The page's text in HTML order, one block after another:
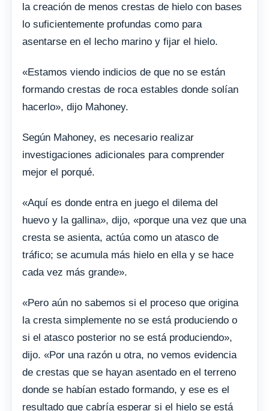
la creación de menos crestas de hielo con bases
lo suficientemente profundas como para
asentarse en el lecho marino y fijar el hielo.
«Estamos viendo indicios de que no se están
formando crestas de roca estables donde solían
hacerlo», dijo Mahoney.
Según Mahoney, es necesario realizar
investigaciones adicionales para comprender
mejor el porqué.
«Aquí es donde entra en juego el dilema del
huevo y la gallina», dijo, «porque una vez que una
cresta se asienta, actúa como un atasco de
tráfico; se acumula más hielo en ella y se hace
cada vez más grande».
«Pero aún no sabemos si el proceso que origina
la cresta simplemente no se está produciendo o
si el atasco posterior no se está produciendo»,
dijo. «Por una razón u otra, no vemos evidencia
de crestas que se hayan asentado en el terreno
donde se habían estado formando, y ese es el
resultado que cabría esperar si el hielo se está